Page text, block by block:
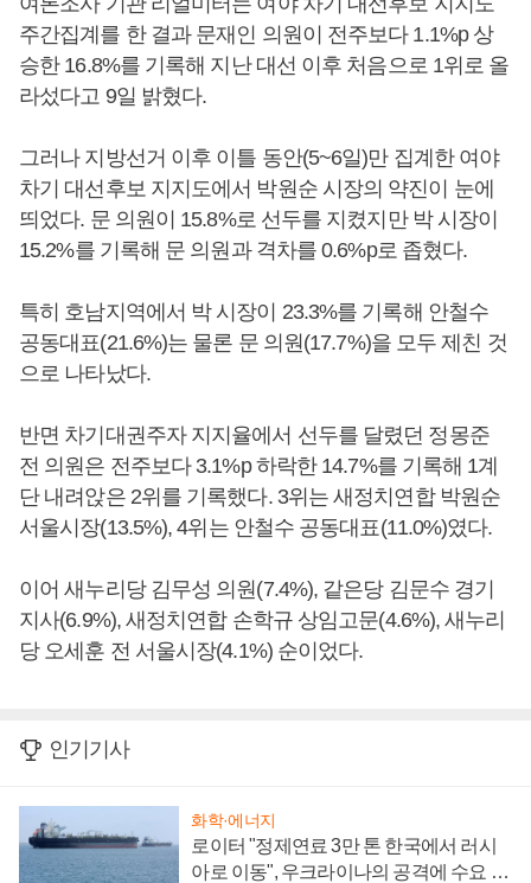
주간집계를 한 결과 문재인 의원이 전주보다 1.1%p 상
승한 16.8%를 기록해 지난 대선 이후 처음으로 1위로 올
라섰다고 9일 밝혔다.
그러나 지방선거 이후 이틀 동안(5~6일)만 집계한 여야
차기 대선후보 지지도에서 박원순 시장의 약진이 눈에
띄었다. 문 의원이 15.8%로 선두를 지켰지만 박 시장이
15.2%를 기록해 문 의원과 격차를 0.6%p로 좁혔다.
특히 호남지역에서 박 시장이 23.3%를 기록해 안철수
공동대표(21.6%)는 물론 문 의원(17.7%)을 모두 제친 것
으로 나타났다.
반면 차기대권주자 지지율에서 선두를 달렸던 정몽준
전 의원은 전주보다 3.1%p 하락한 14.7%를 기록해 1계
단 내려앉은 2위를 기록했다. 3위는 새정치연합 박원순
서울시장(13.5%), 4위는 안철수 공동대표(11.0%)였다.
이어 새누리당 김무성 의원(7.4%), 같은당 김문수 경기
지사(6.9%), 새정치연합 손학규 상임고문(4.6%), 새누리
당 오세훈 전 서울시장(4.1%) 순이었다.
인기기사
화학·에너지
로이터 "정제연료 3만 톤 한국에서 러시
아로 이동", 우크라이나의 공격에 수요 늘